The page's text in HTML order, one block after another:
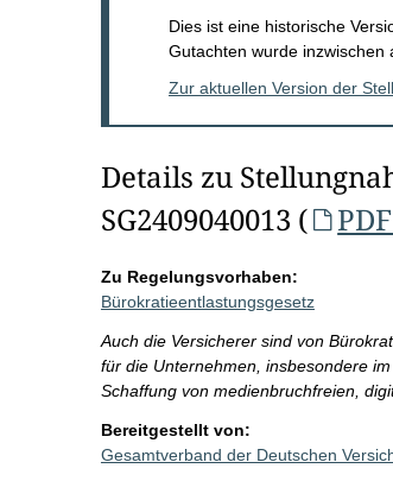
Dies ist eine historische
Gutachten wurde inzwischen
Zur aktuellen Version der
Details zu
SG2409040013 (
Zu Regelungsvorhaben:
Bürokratieentlastungsgesetz
Auch die Versicherer sind von
für die Unternehmen, insbesondere
Schaffung von medienbruchfreien,
Bereitgestellt von:
Gesamtverband der Deutschen